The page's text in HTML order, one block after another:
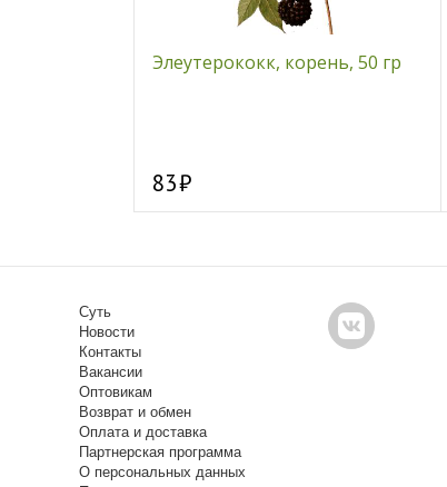
Элеутерококк, корень, 50 гр
83
Суть
Новости
Контакты
Вакансии
Оптовикам
Возврат и обмен
Оплата и доставка
Партнерская программа
О персональных данных